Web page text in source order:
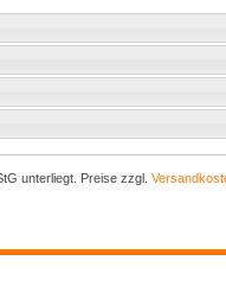
unterliegt. Preise zzgl.